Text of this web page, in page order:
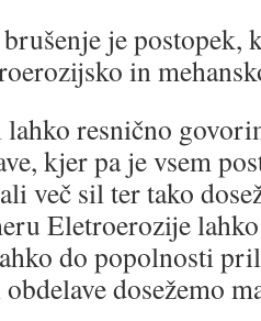
je postopek,
in
resnično
kjer pa je vsem
več sil ter tako
Eletroerozije
do popolnosti
dosežemo